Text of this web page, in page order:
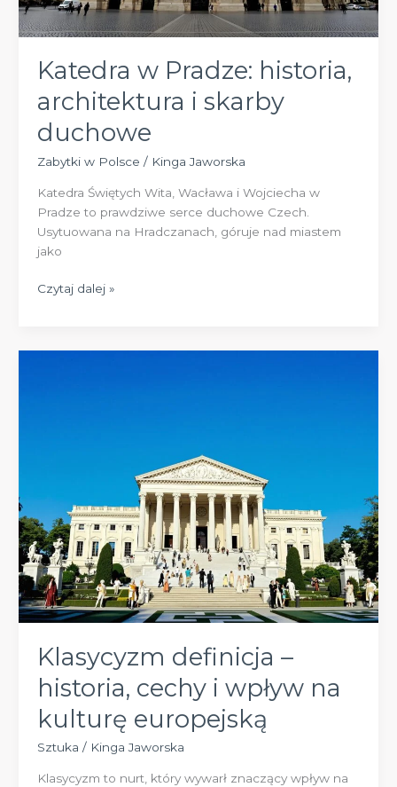
Katedra w Pradze: historia,
architektura i skarby
duchowe
Zabytki w Polsce / Kinga Jaworska
Katedra Świętych Wita, Wacława i Wojciecha w
Pradze to prawdziwe serce duchowe Czech.
Usytuowana na Hradczanach, góruje nad miastem
jako
Katedra
Czytaj dalej »
Klasycyzm definicja –
historia, cechy i wpływ na
kulturę europejską
Sztuka / Kinga Jaworska
Klasycyzm to nurt, który wywarł znaczący wpływ na